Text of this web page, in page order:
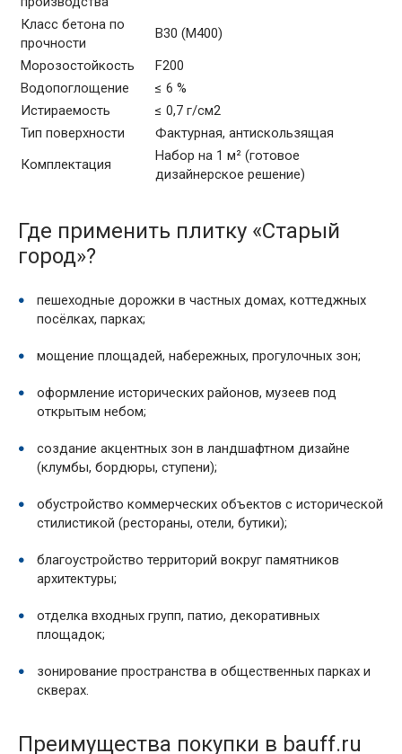
Класс бетона по
прочности
B30 (М400)
Морозостойкость
F200
Водопоглощение
≤ 6 %
Истираемость
≤ 0,7 г/см2
Тип поверхности
Фактурная, антискользящая
Комплектация
Набор на 1 м² (готовое
дизайнерское решение)
Где применить плитку «Старый
город»?
пешеходные дорожки в частных домах, коттеджных
посёлках, парках;
мощение площадей, набережных, прогулочных зон;
оформление исторических районов, музеев под
открытым небом;
создание акцентных зон в ландшафтном дизайне
(клумбы, бордюры, ступени);
обустройство коммерческих объектов с исторической
стилистикой (рестораны, отели, бутики);
благоустройство территорий вокруг памятников
архитектуры;
отделка входных групп, патио, декоративных
площадок;
зонирование пространства в общественных парках и
скверах.
Преимущества покупки в bauff.ru